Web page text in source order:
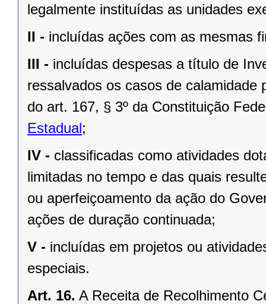
legalmente instituídas as unidades
II - incluídas ações com as mesmas
III - incluídas despesas a título de
ressalvados os casos de
do art. 167, § 3º da Constituição
Estadual;
IV - classificadas como atividades
limitadas no tempo e das quais
ou aperfeiçoamento da ação do
ações de duração continuada;
V - incluídas em projetos ou
especiais.
Art. 16. A Receita de Recolhimento